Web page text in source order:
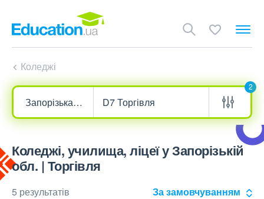
Коледжі
2
Коледжі, училища, ліцеї у Запорізькій
обл. | Торгівля
5 результатів За замовчуванням